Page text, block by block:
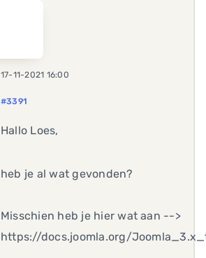
17-11-2021 16:00
#3391
Hallo Loes,
heb je al wat gevonden?
Misschien heb je hier wat aan -->
https://docs.joomla.org/